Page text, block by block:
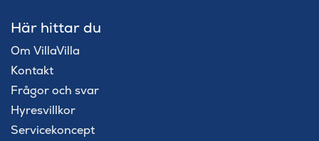
Här hittar du
Om VillaVilla
Kontakt
Frågor och svar
Hyresvillkor
Servicekoncept